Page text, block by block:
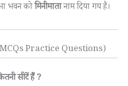
भवन कोमिनीमातानाम दिया गय है।
(MCQs Practice Questions)
सीटें हैं ?